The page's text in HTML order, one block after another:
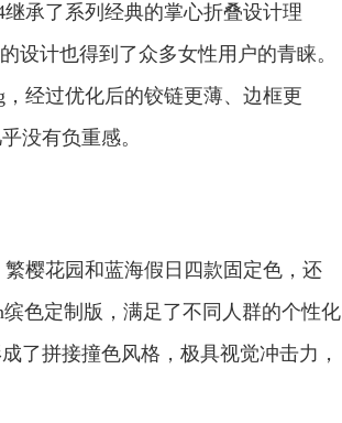
承了系列经典的掌心折叠设计理
设计也得到了众多女性用户的青睐。
经过优化后的铰链更薄、边框更
没有负重感。
樱花园和蓝海假日四款固定色，还
色定制版，满足了不同人群的个性化
了拼接撞色风格，极具视觉冲击力，